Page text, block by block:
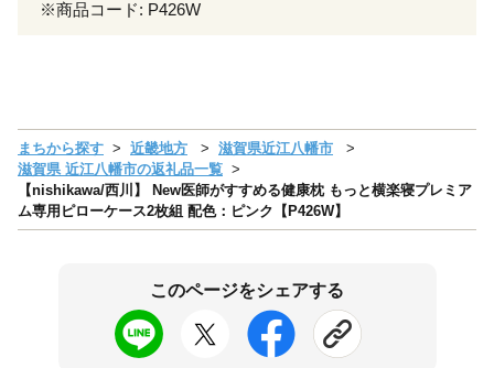
※商品コード: P426W
まちから探す 近畿地方
滋賀県近江八幡市
滋賀県 近江八幡市の返礼品一覧
【nishikawa/西川】 New医師がすすめる健康枕 もっと横楽寝プレミア
ム専用ピローケース2枚組 配色：ピンク【P426W】
このページをシェアする